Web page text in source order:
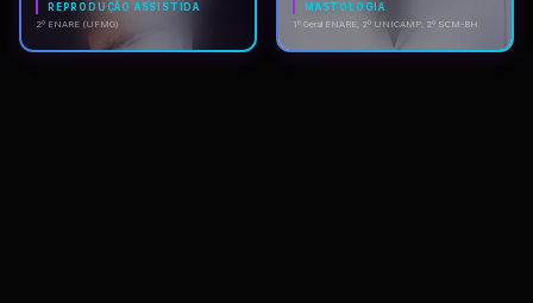
REPRODUÇÃO ASSISTIDA
2º ENARE (UFMG)
MASTOLOGIA
1º Geral ENARE, 2º UNICAMP, 2º SCM-BH